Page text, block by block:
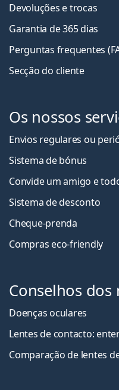
Devoluções e trocas
Garantia de 365 dias
Perguntas frequentes
Secção do cliente
Os nossos
Envios regulares ou
Sistema de bónus
Convide um amigo e
Sistema de desconto
Cheque-prenda
Compras eco-friendly
Conselhos dos
Doenças oculares
Lentes de contacto:
Comparação de lentes